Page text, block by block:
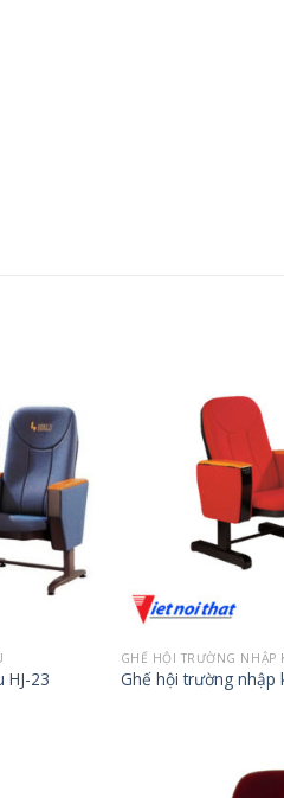
HJ-23
GHẾ HỘI TRƯỜNG NHẬP
Ghế hội trường nhập